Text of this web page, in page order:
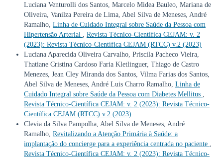
Luciana Venturolli dos Santos, Marcelo Midea Bauleo, Mariana de
Oliveira, Vanilza Pereira de Lima, Abel Silva de Meneses, André
Ramalho, Linha de Cuidado Integral sobre Saúde da Pessoa com
Hipertensão Arterial
Revista Técnico-Científica CEJAM: v. 2
(2023): Revista Técnico-Científica CEJAM (RTCC) v.2 (2023)
Luciana Aparecida Oliveira Carvalho, Priscila Pacheco Vieira,
Thatiane Cristina Cardoso Faria Kletlinguer, Thiago de Castro
Menezes, Jean Cley Miranda dos Santos, Vilma Farias dos Santos,
Abel Silva de Meneses, André Luis Charro Ramalho, Linha de
Cuidado Integral sobre Saúde da Pessoa com Diabetes Mellitus
Revista Técnico-Científica CEJAM: v. 2 (2023): Revista Técnico-
Científica CEJAM (RTCC) v.2 (2023)
Clevia da Silva Pampolha, Abel Silva de Meneses, André
Ramalho, Revitalizando a Atenção Primária à Saúde: a
implantação do concierge para a experiência centrada no paciente
Revista Técnico-Científica CEJAM: v. 2 (2023): Revista Técnico-